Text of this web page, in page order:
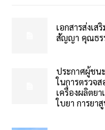
เอกสารส่งเส
สัญญา คุณธรร
ประกาศผู้ชน
ในการตรวจ
เครื่องผลิตย
ใบยา การยา